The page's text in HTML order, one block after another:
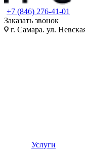
+7 (846) 276-41-01
Заказать звонок
г. Самара. ул.
Услуги